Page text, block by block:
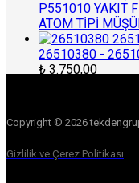
P551010 YAKIT
ATOM TİPİ
26510380 -
₺ 3.750,00
Copyright © 2026
Gizlilik ve Çerez Politikası